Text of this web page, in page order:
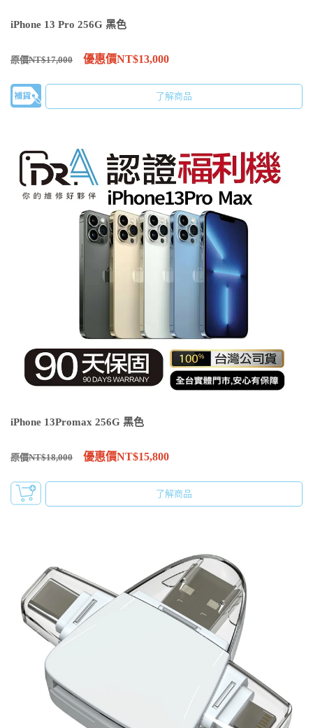
iPhone 13 Pro 256G 黑色
原價NT$17,000 優惠價NT$13,000
了解商品
iPhone 13Promax 256G 黑色
原價NT$18,000 優惠價NT$15,800
了解商品